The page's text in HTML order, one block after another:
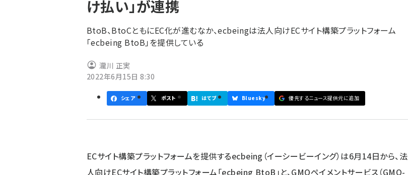
ず
け払い」が連携
BtoB、BtoCともにEC化が進むなか、ecbeingは法人向けECサイト構築プラットフォーム
「ecbeing BtoB」を提供している
瀧川 正実
2022年6月15日 8:30
シェア ポスト はてブ Bluesky 優先するニュース提供元に追加
ECサイト構築プラットフォームを提供するecbeing（イーシービーイング）は6月14日から、法
人向けECサイト構築プラットフォーム「ecbeing BtoB」と、GMOペイメントサービス（GMO-